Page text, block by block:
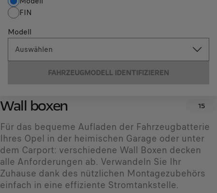
FIN
Modell
Auswählen
FAHRZEUGMODELL IDENTIFIZIEREN
Wall boxen 15
Für das bequeme Aufladen der Fahrzeugbatterie
Ihres Opel in der heimischen Garage oder unter
dem Carport: verschiedene Wall Boxen decken
alle Anforderungen ab. Verwandeln Sie Ihr
Zuhause dank des nützlichen Montagezubehörs
einfach in eine effiziente Stromtankstelle.